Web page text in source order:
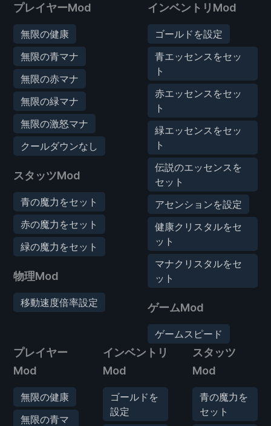
プレイヤーMod
無限の健康
無限の青マナ
無限の赤マナ
無限の緑マナ
無限の激怒マナ
クールダウンなし
スタッツMod
青の魔力をセット
赤の魔力をセット
緑の魔力をセット
物理Mod
移動速度倍率設定
インベントリMod
ゴールドを設定
青エッセンスをセッ
ト
赤エッセンスをセッ
ト
緑エッセンスをセッ
ト
伝説のエッセンスを
セット
アセンションを設定
健康クリスタルをセ
ット
マナクリスタルをセ
ット
ゲームMod
ゲームスピード
プレイヤー
Mod
無限の健康
無限の青マ
インベントリ
Mod
ゴールドを
設定
スタッツ
Mod
青の魔力を
セット